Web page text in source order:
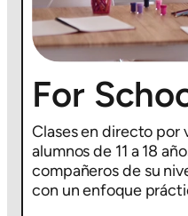
For
Clases en directo por
alumnos de 11 a 18
compañeros de su
con un enfoque